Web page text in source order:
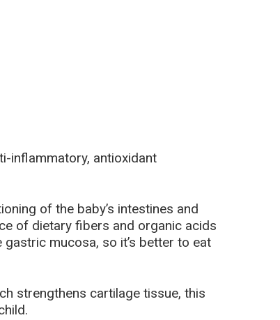
inflammatory, antioxidant
of the baby’s intestines and
of dietary fibers and organic acids
mucosa, so it’s better to eat
strengthens cartilage tissue, this